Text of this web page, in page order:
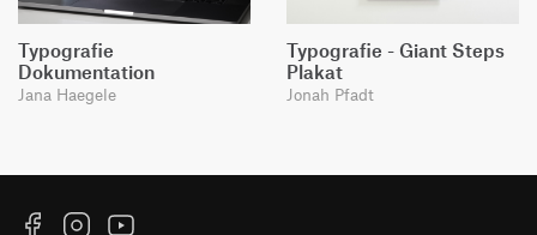
Typografie
Dokumentation
Jana Haegele
Typografie - Giant Steps
Plakat
Jonah Pfadt
FacebookInstagramYouTube